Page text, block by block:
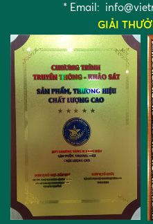
* Email:
GIẢI